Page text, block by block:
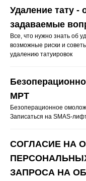
Удаление тату -
задаваемые
Все, что нужно знать об
возможные риски и
удалению татуировок
MPT
Безоперационное
Записаться на SMAS-
СОГЛАСИЕ НА
ЗАПРОСА НА
Удаление тату и
Удаление
Удаление татуажа
Перманентный
Лечение акне
Лечение
Удаление